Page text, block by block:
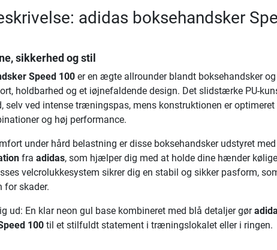
adidas boksehandsker
sikkerhed og stil
Speed 100er en ægte allrounder blandt boksehandsker og
holdbarhed og et iøjnefaldende design. Det slidstærke PU-
selv ved intense træningspas, mens konstruktionen er
og høj performance.
under hård belastning er disse boksehandsker udstyret med
fra adidas, som hjælper dig med at holde dine hænder
velcrolukkesystem sikrer dig en stabil og sikker pasform,
for skader.
ud: En klar neon gul base kombineret med blå detaljer gør
100til et stilfuldt statement i træningslokalet eller i ringen.